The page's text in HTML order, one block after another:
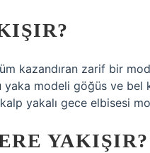
kazandıran zarif bir
modeli göğüs ve bel
yakalı gece elbisesi
YAKIŞIR?